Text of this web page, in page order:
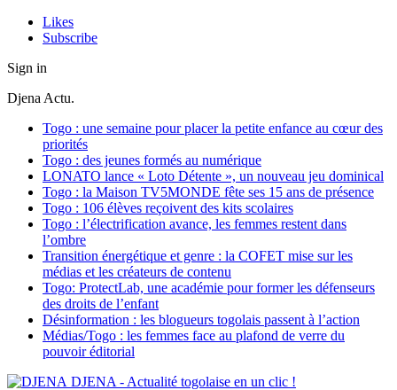
Likes
Subscribe
Sign in
Djena Actu.
Togo : une semaine pour placer la petite enfance au cœur des
priorités
Togo : des jeunes formés au numérique
LONATO lance « Loto Détente », un nouveau jeu dominical
Togo : la Maison TV5MONDE fête ses 15 ans de présence
Togo : 106 élèves reçoivent des kits scolaires
Togo : l’électrification avance, les femmes restent dans
l’ombre
Transition énergétique et genre : la COFET mise sur les
médias et les créateurs de contenu
Togo: ProtectLab, une académie pour former les défenseurs
des droits de l’enfant
Désinformation : les blogueurs togolais passent à l’action
Médias/Togo : les femmes face au plafond de verre du
pouvoir éditorial
DJENA - Actualité togolaise en un clic !